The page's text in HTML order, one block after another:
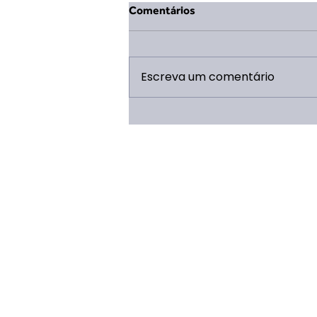
Curso Intermediário – Linha
Comentários
Escreva um comentário